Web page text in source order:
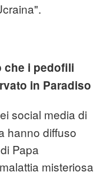
che i pedofili
in Paradiso
social media di
hanno diffuso
Papa
misteriosa